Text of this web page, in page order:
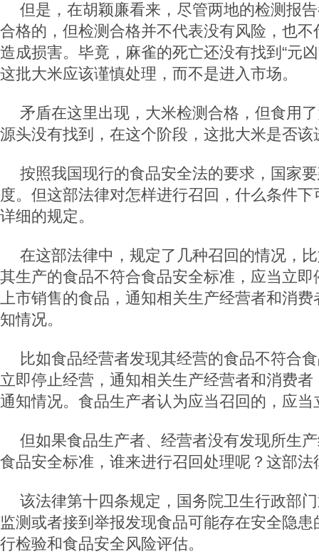
但是，在胡颖廉看来，尽管两地的检测报
合格的，但检测合格并不代表没有风险，也
造成损害。毕竟，麻雀的死亡还没有找到“元
这批大米应该谨慎处理，而不是进入市场。
矛盾在这里出现，大米检测合格，但食用
源头没有找到，在这个阶段，这批大米是否该
按照我国现行的食品安全法的要求，国家
度。但这部法律对怎样进行召回，什么条件
详细的规定。
在这部法律中，规定了几种召回的情况，
其生产的食品不符合食品安全标准，应当立
上市销售的食品，通知相关生产经营者和消
知情况。
比如食品经营者发现其经营的食品不符合
立即停止经营，通知相关生产经营者和消费
通知情况。食品生产者认为应当召回的，应当
但如果食品生产者、经营者没有发现所生
食品安全标准，谁来进行召回处理呢？这部
该法律第十四条规定，国务院卫生行政部
监测或者接到举报发现食品可能存在安全隐
行检验和食品安全风险评估。